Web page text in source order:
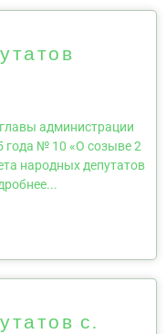
администрации
года № 10 «О созыве 2
народных депутатов
с.